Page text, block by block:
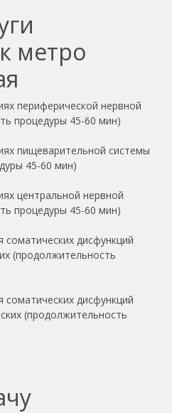
метро
периферической нервной
процедуры 45-60 мин)
пищеварительной системы
45-60 мин)
центральной нервной
процедуры 45-60 мин)
соматических дисфункций
(продолжительность
соматических дисфункций
(продолжительность